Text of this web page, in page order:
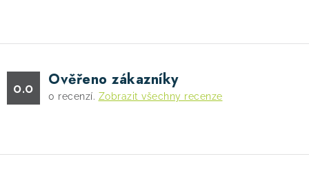
á
d
a
c
r
0.0 Ověřeno zákazníky
0 recenzí. Zobrazit všechny recenze